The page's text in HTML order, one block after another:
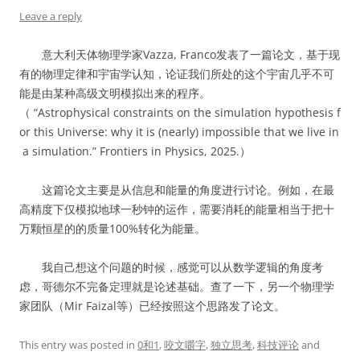
Leave a reply
意大利天体物理学家Vazza, Franco发表了一篇论文，基于现
有的物理定律和宇宙学认知，论证我们所处的这个宇宙几乎不可
能是由某种高级文明模拟出来的程序。
（ “Astrophysical constraints on the simulation hypothesis f
or this Universe: why it is (nearly) impossible that we live in
a simulation.” Frontiers in Physics, 2025.）
这篇论文主要是从信息和能量的角度进行讨论。例如，在最
高精度下仅模拟地球一秒钟的运作，需要消耗的能量相当于把十
万颗恒星的的质量100%转化为能量。
我自己想这个问题的时候，感觉可以从数学逻辑的角度考
虑，哥德尔不完备定理就是论述基础。查了一下，另一个物理学
家团队（Mir Faizal等）已经按照这个思路发了论文。
This entry was posted in 0和1,咬文嚼字,独立思考,科技评论and